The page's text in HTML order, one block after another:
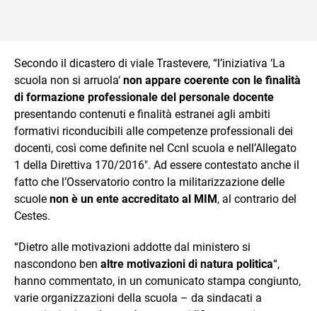
Secondo il dicastero di viale Trastevere, “l’iniziativa ‘La
scuola non si arruola‘ non appare coerente con le finalità
di formazione professionale del personale docente
presentando contenuti e finalità estranei agli ambiti
formativi riconducibili alle competenze professionali dei
docenti, così come definite nel Ccnl scuola e nell’Allegato
1 della Direttiva 170/2016″. Ad essere contestato anche il
fatto che l’Osservatorio contro la militarizzazione delle
scuole non è un ente accreditato al MIM, al contrario del
Cestes.
“Dietro alle motivazioni addotte dal ministero si
nascondono ben altre motivazioni di natura politica“,
hanno commentato, in un comunicato stampa congiunto,
varie organizzazioni della scuola – da sindacati a